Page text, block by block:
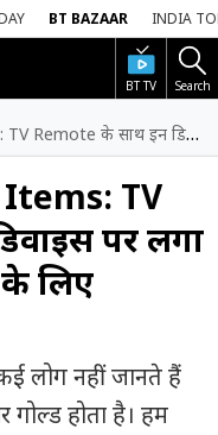
BT BAZAAR INDIA
BT TV Search
पर लगा है खरा सोना, निकालने के लिए अपना लें ये ट्रिक
TV
पर लगा
लिए
लोग नहीं जानते हैं
होता है। हम